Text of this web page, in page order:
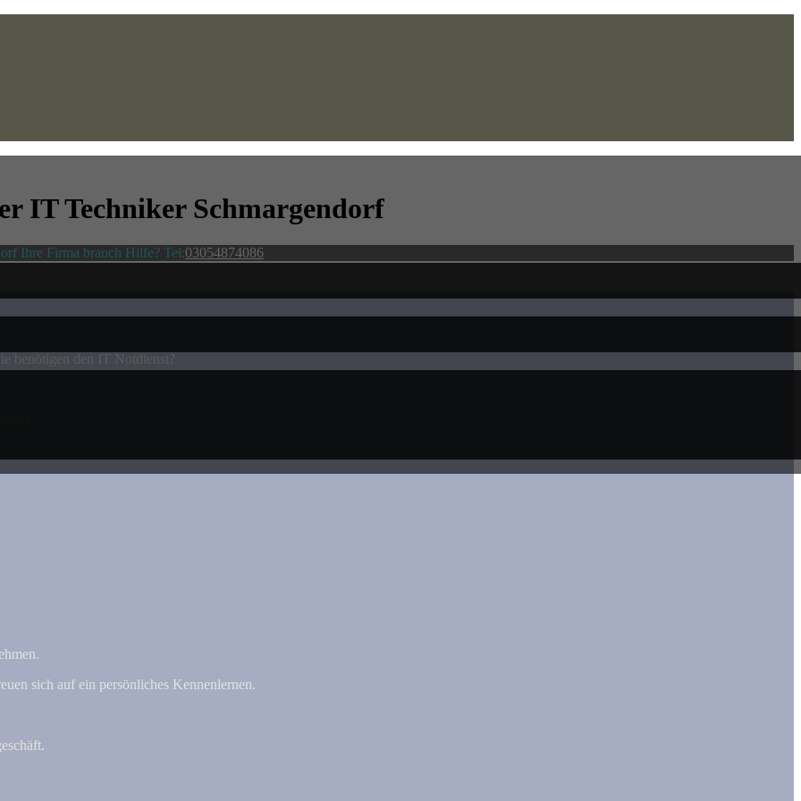
IT Techniker Schmargendorf
Ihre Firma brauch Hilfe? Tel:03054874086
benötigen den IT Notdienst?
sich auf ein persönliches Kennenlernen.